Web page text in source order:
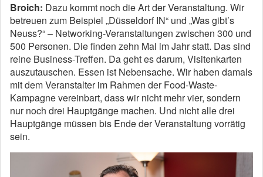
Broich: Dazu kommt noch die Art der Veranstaltung. Wir
betreuen zum Beispiel „Düsseldorf IN“ und „Was gibt’s
Neuss?“ – Networking-Veranstaltungen zwischen 300 und
500 Personen. Die finden zehn Mal im Jahr statt. Das sind
reine Business-Treffen. Da geht es darum, Visitenkarten
auszutauschen. Essen ist Nebensache. Wir haben damals
mit dem Veranstalter im Rahmen der Food-Waste-
Kampagne vereinbart, dass wir nicht mehr vier, sondern
nur noch drei Hauptgänge machen. Und nicht alle drei
Hauptgänge müssen bis Ende der Veranstaltung vorrätig
sein.